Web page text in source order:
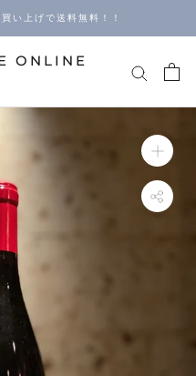
い上げで送料無料！！
ONLINE